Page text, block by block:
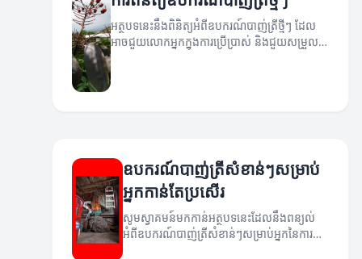
អត្ថបទនេះនឹងពិនិត្យអំពីឧបករណ៍បាញ់ត្រីថ្មីៗ ដែល
អាចជួយលោកអ្នកក្នុងការប្រើប្រាស់ និងជួយសម្រួល
ឧបករណ៍បាញ់ត្រីសំខាន់ៗសម្រាប់
អ្នកកាន់តែប្រសើរ
សូមស្វាគមន៍មកកាន់អត្ថបទនេះដែលនឹងពន្យល់
អំពីឧបករណ៍បាញ់ត្រីសំខាន់ៗសម្រាប់អ្នកនៃការ
បាញ់ត្រី។